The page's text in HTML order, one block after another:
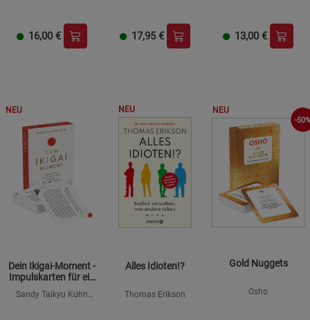
16,00 € 17,95 € 13,00 €
NEU
Dein Ikigai-Moment -
Impulskarten für ein
Leichtigkeit, Sinn und
Sandy Taikyu Kuhn
NEU
Alles Idioten!?
Thomas Erikson
NEU
-50%
Gold Nuggets
Osho